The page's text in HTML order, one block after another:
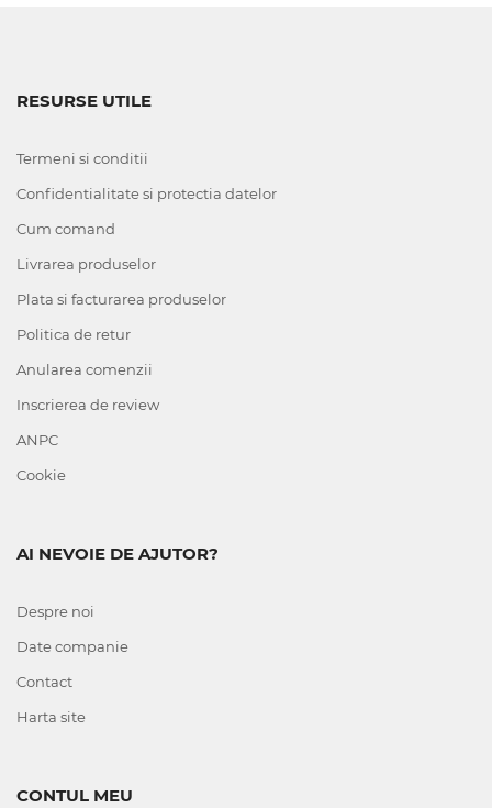
RESURSE UTILE
Termeni si conditii
Confidentialitate si protectia datelor
Cum comand
Livrarea produselor
Plata si facturarea produselor
Politica de retur
Anularea comenzii
Inscrierea de review
ANPC
Cookie
AI NEVOIE DE AJUTOR?
Despre noi
Date companie
Contact
Harta site
CONTUL MEU